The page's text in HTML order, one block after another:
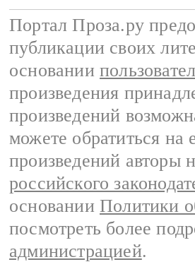
Портал Проза.ру
публикации своих
основании
произведения
произведений
можете обратиться на
произведений авторы
российского
основании Политики
посмотреть более
администрацией.